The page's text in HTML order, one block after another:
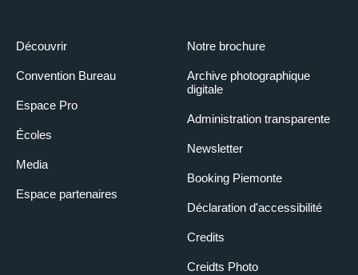
Découvrir
Convention Bureau
Espace Pro
Écoles
Media
Espace partenaires
Notre brochure
Archive photographique
digitale
Administration transparente
Newsletter
Booking Piemonte
Déclaration d'accessibilité
Credits
Creidts Photo